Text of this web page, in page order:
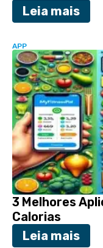
Leia mais
APP
3 Melhores
Calorias
Leia mais